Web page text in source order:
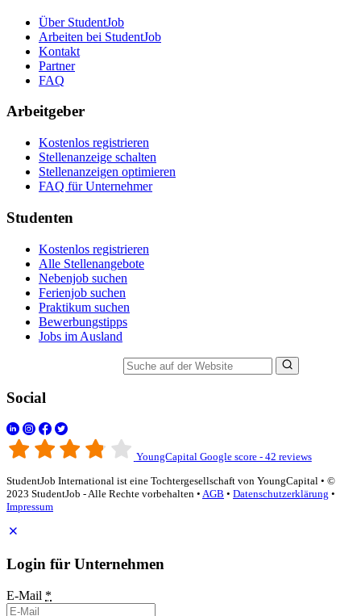
Über StudentJob
Arbeiten bei StudentJob
Kontakt
Partner
FAQ
Arbeitgeber
Kostenlos registrieren
Stellenanzeige schalten
Stellenanzeigen optimieren
FAQ für Unternehmer
Studenten
Kostenlos registrieren
Alle Stellenangebote
Nebenjob suchen
Ferienjob suchen
Praktikum suchen
Bewerbungstipps
Jobs im Ausland
Social
YoungCapital Google score - 42 reviews
StudentJob International ist eine Tochtergesellschaft von YoungCapital • ©
2023 StudentJob - Alle Rechte vorbehalten • AGB • Datenschutzerklärung •
Impressum
Login für Unternehmen
E-Mail *